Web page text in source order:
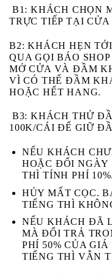
B1: KHÁCH CHỌN
TRỰC TIẾP TẠI CỬA
B2: KHÁCH HẸN
QUA GỌI BÁO
MỞ CỬA VÀ ĐẦM
VÌ CÓ THỂ ĐẦM
HOẶC HẾT HANG.
B3: KHÁCH THỬ
100K/CÁI ĐỂ GIỮ
NẾU KHÁCH
HOẶC ĐỔI NGÀY
THÌ TÍNH PHÍ
HỦY MẤT CỌC.
TIẾNG THÌ
NẾU KHÁCH ĐÃ
MÀ ĐỔI TRẢ
PHÍ 50% CỦA
TIẾNG THÌ VẪN